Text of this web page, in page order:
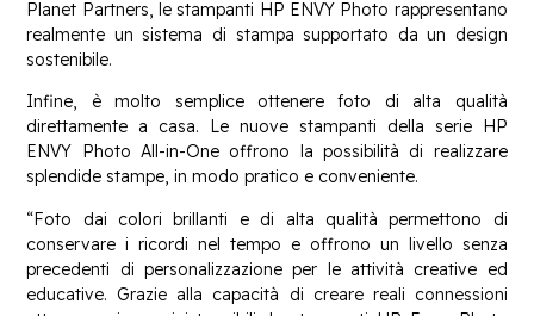
Planet Partners, le stampanti HP ENVY Photo rappresentano
realmente un sistema di stampa supportato da un design
sostenibile.
Infine, è molto semplice ottenere foto di alta qualità
direttamente a casa. Le nuove stampanti della serie HP
ENVY Photo All-in-One offrono la possibilità di realizzare
splendide stampe, in modo pratico e conveniente.
“Foto dai colori brillanti e di alta qualità permettono di
conservare i ricordi nel tempo e offrono un livello senza
precedenti di personalizzazione per le attività creative ed
educative. Grazie alla capacità di creare reali connessioni